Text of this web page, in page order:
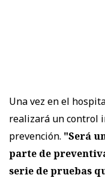
Una vez en el
realizará un control
prevención. "Será
parte de
serie de pruebas